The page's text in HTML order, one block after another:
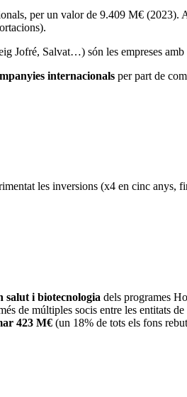
per un valor de 9.409 M€ (2023).
Salvat…) són les empreses amb
internacionals per part de
les inversions (x4 en cinc anys,
salut i biotecnologia dels programes
de múltiples socis entre les entitats de
423 M€ (un 18% de tots els fons